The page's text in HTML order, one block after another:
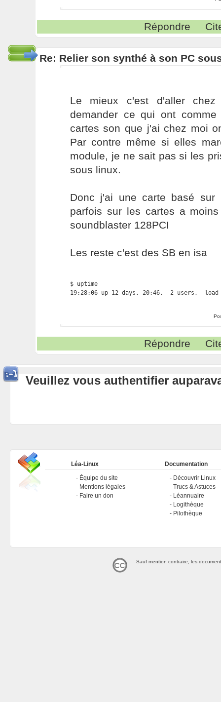
Répondre
Re: Relier son synthé à son PC
Le mieux c'est d'aller chez
demander ce qui ont
cartes son que j'ai chez moi
Par contre même si elles
module, je ne sait pas si les
sous linux.
Donc j'ai une carte basé sur
parfois sur les cartes a
soundblaster 128PCI
Les reste c'est des SB en isa
$ uptime
19:28:06 up 12 days, 20:46,  2 users,  load
Répondre
Veuillez vous authentifier
Léa-Linux
Équipe du site
Mentions légales
Faire un don
Documentation
Découvrir Linux
Trucs & Astuces
Léannuaire
Logithèque
Pilothèque
Sauf mention contraire, les